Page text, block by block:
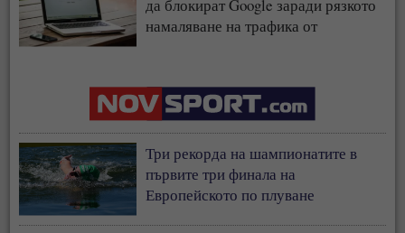
да блокират Google заради рязкото
намаляване на трафика от
Три рекорда на шампионатите в
първите три финала на
Европейското по плуване